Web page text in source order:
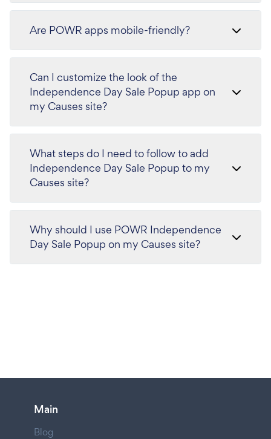
Are POWR apps mobile-friendly?
Can I customize the look of the
Independence Day Sale Popup app on
my Causes site?
What steps do I need to follow to add
Independence Day Sale Popup to my
Causes site?
Why should I use POWR Independence
Day Sale Popup on my Causes site?
Main
Blog